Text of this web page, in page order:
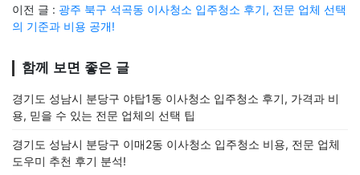
이전 글 : 광주 북구 석곡동 이사청소 입주청소 후기, 전문 업체 선택
의 기준과 비용 공개!
함께 보면 좋은 글
경기도 성남시 분당구 야탑1동 이사청소 입주청소 후기, 가격과 비
용, 믿을 수 있는 전문 업체의 선택 팁
경기도 성남시 분당구 이매2동 이사청소 입주청소 비용, 전문 업체
도우미 추천 후기 분석!